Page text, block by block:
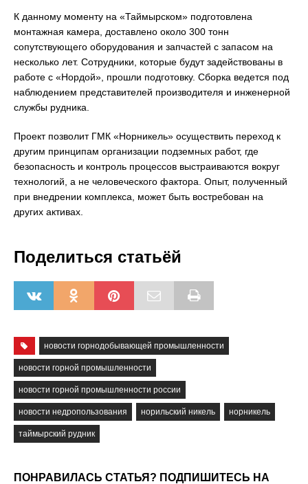
К данному моменту на «Таймырском» подготовлена
монтажная камера, доставлено около 300 тонн
сопутствующего оборудования и запчастей с запасом на
несколько лет. Сотрудники, которые будут задействованы в
работе с «Нордой», прошли подготовку. Сборка ведется под
наблюдением представителей производителя и инженерной
службы рудника.
Проект позволит ГМК «Норникель» осуществить переход к
другим принципам организации подземных работ, где
безопасность и контроль процессов выстраиваются вокруг
технологий, а не человеческого фактора. Опыт, полученный
при внедрении комплекса, может быть востребован на
других активах.
Поделиться статьёй
новости горнодобывающей промышленности
новости горной промышленности
новости горной промышленности россии
новости недропользования норильский никель норникель
таймырский рудник
ПОНРАВИЛАСЬ СТАТЬЯ? ПОДПИШИТЕСЬ НА